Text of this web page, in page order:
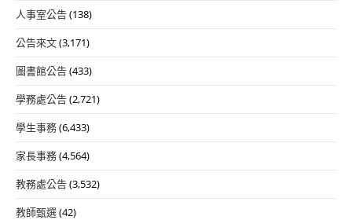
人事室公告(138)
公告來文(3,171)
圖書館公告(433)
學務處公告(2,721)
學生事務(6,433)
家長事務(4,564)
教務處公告(3,532)
教師甄選(42)